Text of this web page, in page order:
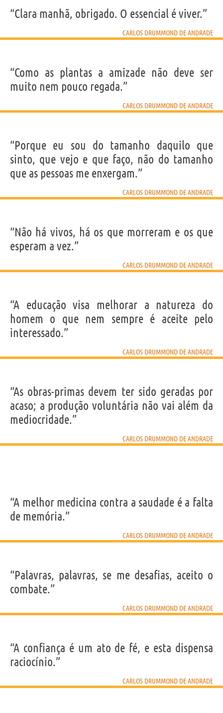
“Clara manhã, obrigado. O essencial é viver.”
CARLOS DRUMMOND DE ANDRADE
“Como as plantas a amizade não deve ser
muito nem pouco regada.”
CARLOS DRUMMOND DE ANDRADE
“Porque eu sou do tamanho daquilo que
sinto, que vejo e que faço, não do tamanho
que as pessoas me enxergam.”
CARLOS DRUMMOND DE ANDRADE
“Não há vivos, há os que morreram e os que
esperam a vez.”
CARLOS DRUMMOND DE ANDRADE
“A educação visa melhorar a natureza do
homem o que nem sempre é aceite pelo
interessado.”
CARLOS DRUMMOND DE ANDRADE
“As obras-primas devem ter sido geradas por
acaso; a produção voluntária não vai além da
mediocridade.”
CARLOS DRUMMOND DE ANDRADE
“A melhor medicina contra a saudade é a falta
de memória.”
CARLOS DRUMMOND DE ANDRADE
“Palavras, palavras, se me desafias, aceito o
combate.”
CARLOS DRUMMOND DE ANDRADE
“A confiança é um ato de fé, e esta dispensa
raciocínio.”
CARLOS DRUMMOND DE ANDRADE